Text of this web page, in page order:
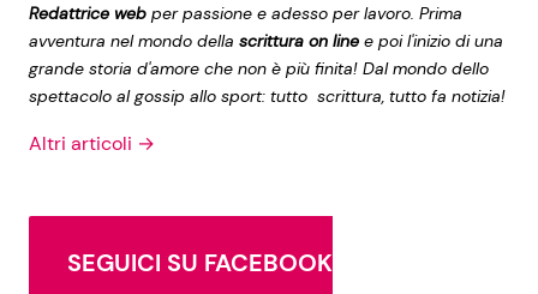
Redattrice web per passione e adesso per lavoro. Prima
avventura nel mondo della scrittura on line e poi l'inizio di una
grande storia d'amore che non è più finita! Dal mondo dello
spettacolo al gossip allo sport: tutto scrittura, tutto fa notizia!
Altri articoli →
SEGUICI SU FACEBOOK